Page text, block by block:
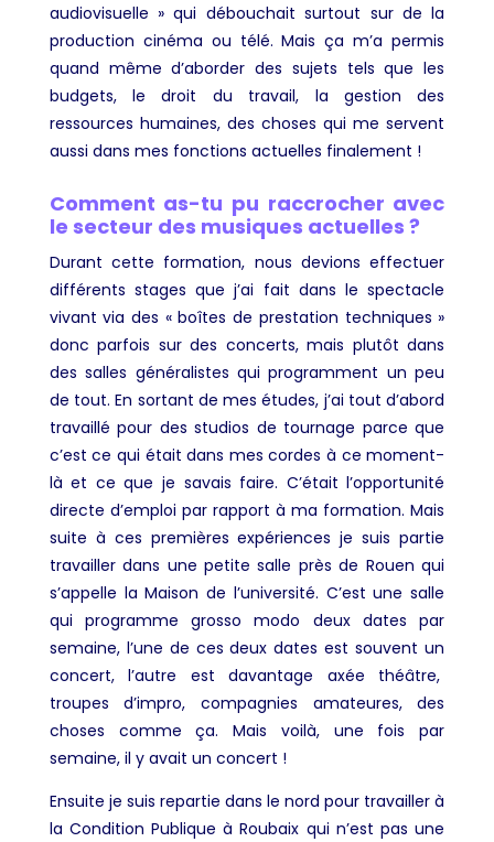
audiovisuelle » qui débouchait surtout sur de la
production cinéma ou télé. Mais ça m’a permis
quand même d’aborder des sujets tels que les
budgets, le droit du travail, la gestion des
ressources humaines, des choses qui me servent
aussi dans mes fonctions actuelles finalement !
Comment as-tu pu raccrocher avec
le secteur des musiques actuelles ?
Durant cette formation, nous devions effectuer
différents stages que j’ai fait dans le spectacle
vivant via des « boîtes de prestation techniques »
donc parfois sur des concerts, mais plutôt dans
des salles généralistes qui programment un peu
de tout. En sortant de mes études, j’ai tout d’abord
travaillé pour des studios de tournage parce que
c’est ce qui était dans mes cordes à ce moment-
là et ce que je savais faire. C’était l’opportunité
directe d’emploi par rapport à ma formation. Mais
suite à ces premières expériences je suis partie
travailler dans une petite salle près de Rouen qui
s’appelle la Maison de l’université. C’est une salle
qui programme grosso modo deux dates par
semaine, l’une de ces deux dates est souvent un
concert, l’autre est davantage axée théâtre,
troupes d’impro, compagnies amateures, des
choses comme ça. Mais voilà, une fois par
semaine, il y avait un concert !
Ensuite je suis repartie dans le nord pour travailler à
la Condition Publique à Roubaix qui n’est pas une